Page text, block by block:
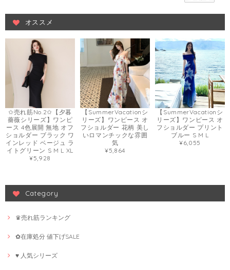
オススメ
✩売れ筋No.2✩【夕暮
薔薇シリーズ】ワンピ
ース 4色展開 無地 オフ
ショルダー ブラック ワ
インレッド ベージュ ラ
イトグリーン S M L XL
¥5,928
【SummerVacationシ
リーズ】ワンピース オ
フショルダー 花柄 美し
いロマンチックな雰囲
気
¥5,864
【SummerVacationシ
リーズ】ワンピース オ
フショルダー プリント
ブルー S M L
¥6,055
Category
♛売れ筋ランキング
✿在庫処分 値下げSALE
♥ 人気シリーズ